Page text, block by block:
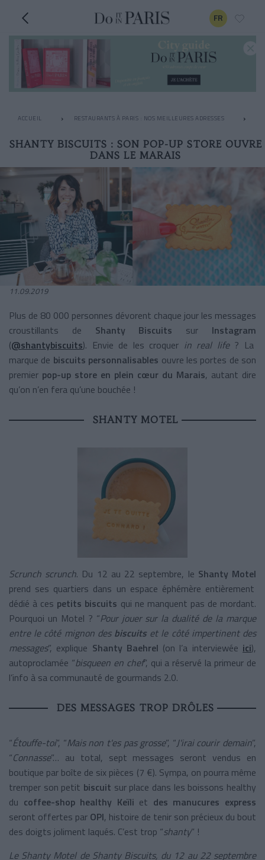
FR
ACCUEIL RESTAURANTS À PARIS : NOS MEILLEURES ADRESSES
SHANTY BISCUITS : SON POP-UP STORE OUVRE
DANS LE MARAIS
11.09.2019
Plus de 80 000 personnes dévorent chaque jour les messages
croustillants de Shanty Biscuits sur Instagram
(@shantybiscuits). Envie de les croquer in real life ? La
marque de biscuits personnalisables ouvre les portes de son
premier pop-up store en plein cœur du Marais, autant dire
qu’on n’en fera qu’une bouchée !
SHANTY MOTEL
Scrunch scrunch. Du 12 au 22 septembre, le Shanty Motel
prend ses quartiers dans un espace éphémère entièrement
dédié à ces petits biscuits qui ne manquent pas de mordant.
Pourquoi un Motel ? “Pour jouer sur la dualité de la marque
entre le côté mignon desbiscuits et le côté impertinent des
messages”, explique Shanty Baehrel (on l’a interviewée ici),
autoproclamée “bisqueen en chef”, qui a réservé la primeur de
l’info à sa communauté de gourmands 2.0.
DES MESSAGES TROP DRÔLES
“Étouffe-toi”, “Mais non t'es pas grosse”, “J'irai courir demain”,
“Connasse”… au total, sept messages seront vendus en
boutique par boîte de six pièces (7 €). Sympa, on pourra même
tremper son petit biscuit sur place dans les boissons healthy
du coffee-shop healthy Keïli et des manucures express
seront offertes par OPI, histoire de tenir son précieux du bout
des doigts joliment laqués. C’est trop “shanty” !
Le Shanty Motel de Shanty Biscuits, du 12 au 22 septembre